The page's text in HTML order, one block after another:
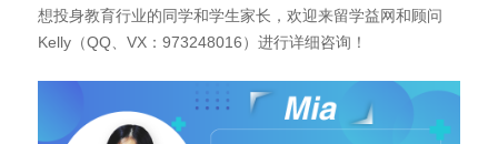
想投身教育行业的同学和学生家长，欢迎来留学益网和顾问
Kelly（QQ、VX：973248016）进行详细咨询！